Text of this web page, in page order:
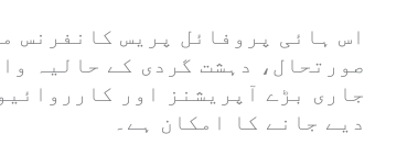
اس ہائی پروفائل پریس کانفرنس
صورتحال، دہشت گردی کے حالیہ
جاری بڑے آپریشنز اور
دیے جانے کا امکان ہے۔